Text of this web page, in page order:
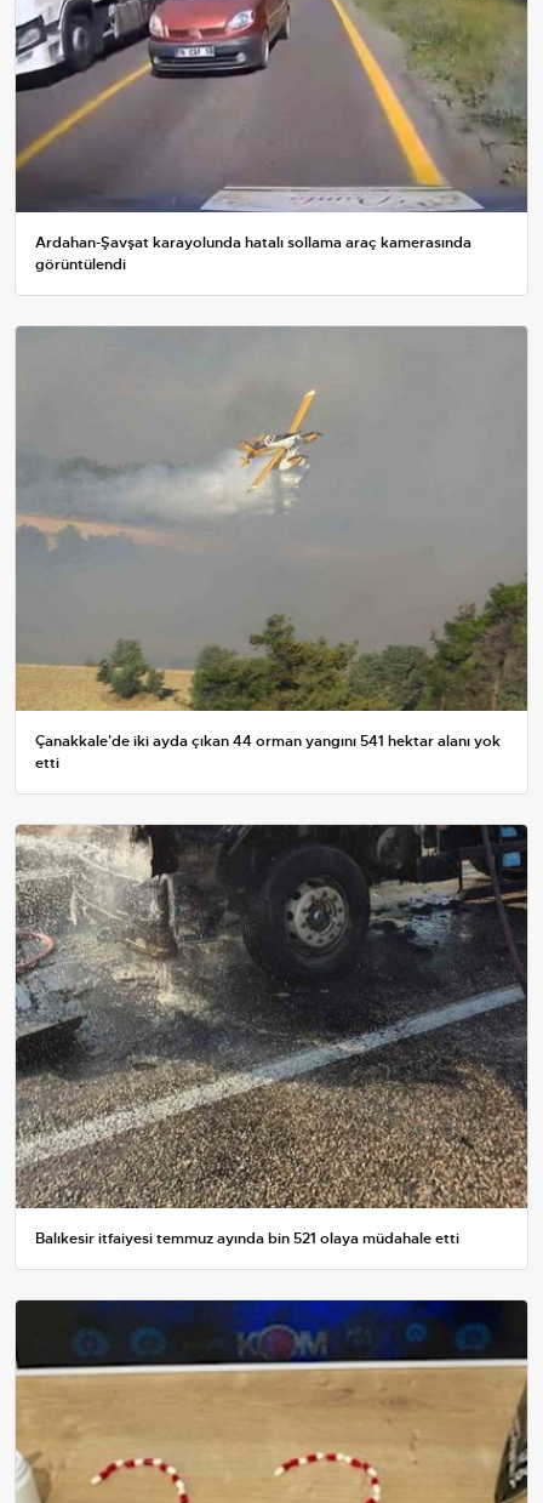
Ardahan-Şavşat karayolunda hatalı sollama araç kamerasında
görüntülendi
Çanakkale'de iki ayda çıkan 44 orman yangını 541 hektar alanı yok
etti
Balıkesir itfaiyesi temmuz ayında bin 521 olaya müdahale etti